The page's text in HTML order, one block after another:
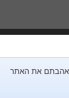
אהבתם את האתר